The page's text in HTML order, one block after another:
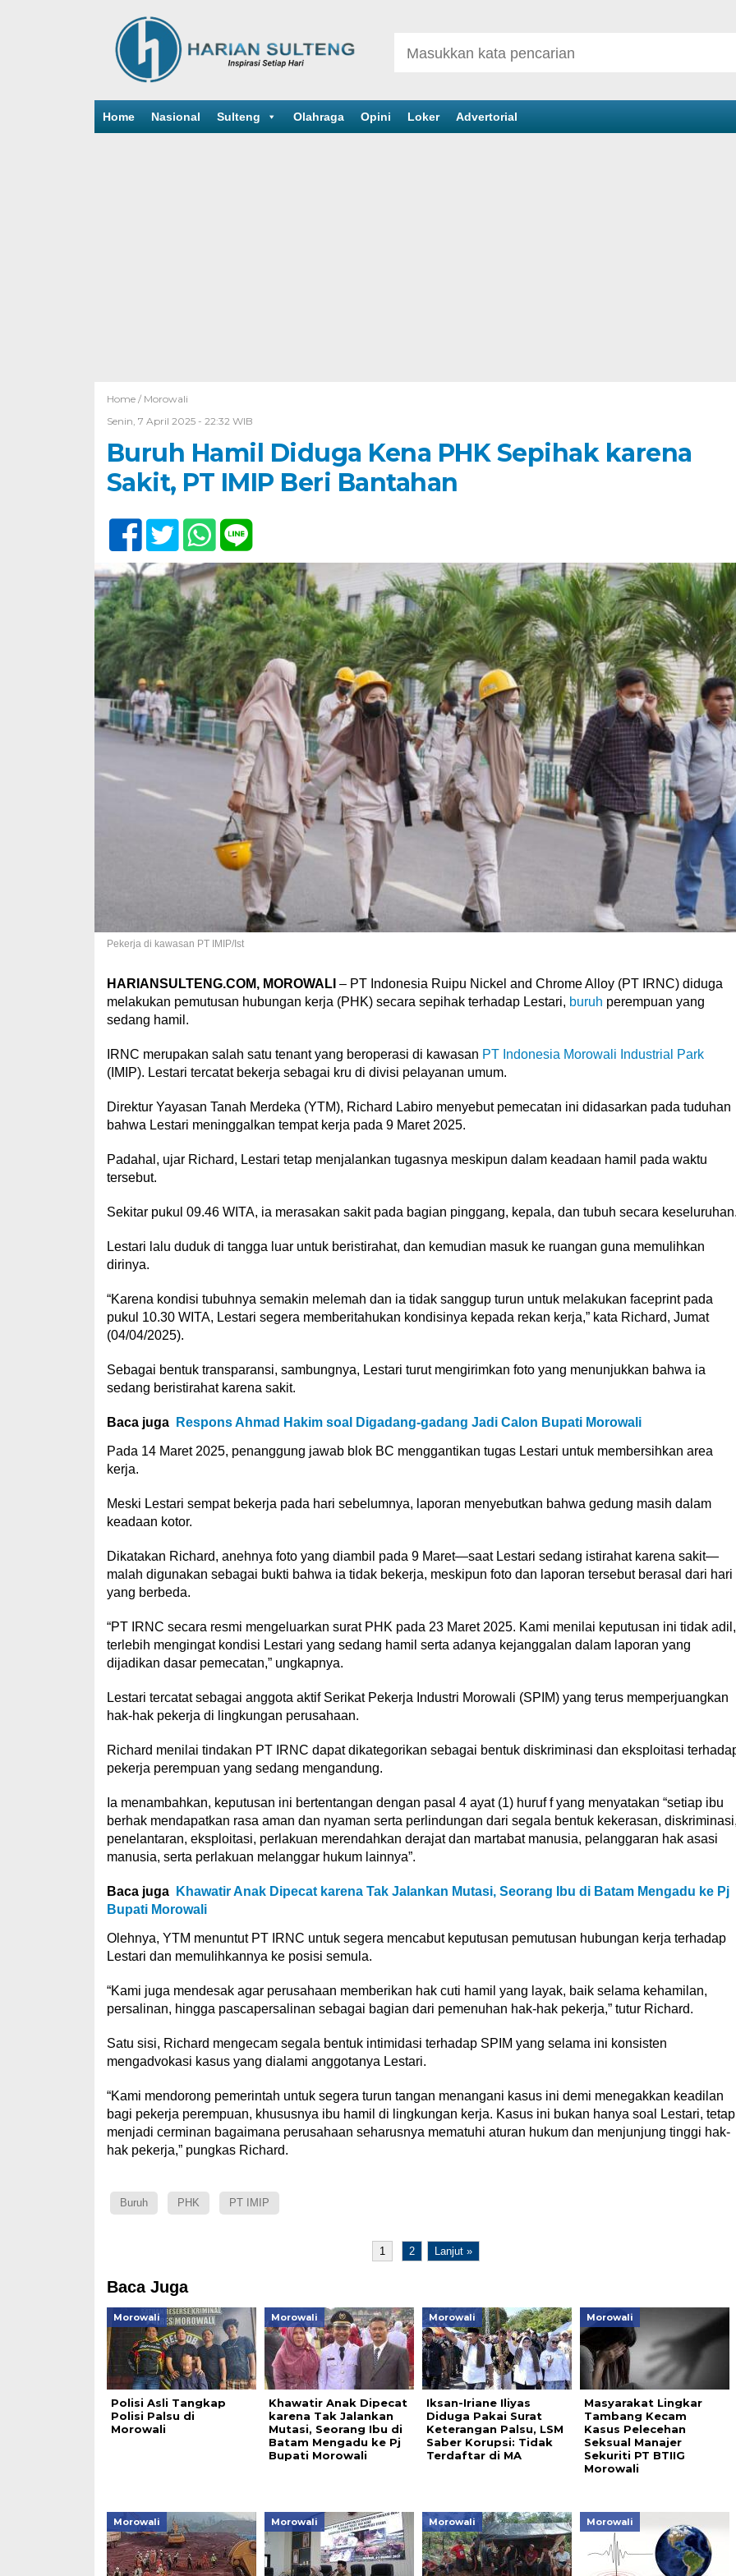
Home Nasional Sulteng Olahraga Opini Loker Advertorial
Home / Morowali
Senin, 7 April 2025 - 22:32 WIB
Buruh Hamil Diduga Kena PHK Sepihak karena
Sakit, PT IMIP Beri Bantahan
Pekerja di kawasan PT IMIP/Ist
HARIANSULTENG.COM, MOROWALI – PT Indonesia Ruipu Nickel and Chrome Alloy (PT IRNC) diduga
melakukan pemutusan hubungan kerja (PHK) secara sepihak terhadap Lestari, buruh perempuan yang
sedang hamil.
IRNC merupakan salah satu tenant yang beroperasi di kawasan PT Indonesia Morowali Industrial Park
(IMIP). Lestari tercatat bekerja sebagai kru di divisi pelayanan umum.
Direktur Yayasan Tanah Merdeka (YTM), Richard Labiro menyebut pemecatan ini didasarkan pada tuduhan
bahwa Lestari meninggalkan tempat kerja pada 9 Maret 2025.
Padahal, ujar Richard, Lestari tetap menjalankan tugasnya meskipun dalam keadaan hamil pada waktu
tersebut.
Sekitar pukul 09.46 WITA, ia merasakan sakit pada bagian pinggang, kepala, dan tubuh secara
Lestari lalu duduk di tangga luar untuk beristirahat, dan kemudian masuk ke ruangan guna memulihkan
dirinya.
“Karena kondisi tubuhnya semakin melemah dan ia tidak sanggup turun untuk melakukan faceprint pada
pukul 10.30 WITA, Lestari segera memberitahukan kondisinya kepada rekan kerja,” kata Richard, Jumat
(04/04/2025).
Sebagai bentuk transparansi, sambungnya, Lestari turut mengirimkan foto yang menunjukkan bahwa ia
sedang beristirahat karena sakit.
Baca juga Respons Ahmad Hakim soal Digadang-gadang Jadi Calon Bupati Morowali
Pada 14 Maret 2025, penanggung jawab blok BC menggantikan tugas Lestari untuk membersihkan area
kerja.
Meski Lestari sempat bekerja pada hari sebelumnya, laporan menyebutkan bahwa gedung masih dalam
keadaan kotor.
Dikatakan Richard, anehnya foto yang diambil pada 9 Maret—saat Lestari sedang istirahat karena sakit—
malah digunakan sebagai bukti bahwa ia tidak bekerja, meskipun foto dan laporan tersebut berasal dari hari
yang berbeda.
“PT IRNC secara resmi mengeluarkan surat PHK pada 23 Maret 2025. Kami menilai keputusan ini tidak adil,
terlebih mengingat kondisi Lestari yang sedang hamil serta adanya kejanggalan dalam laporan yang
dijadikan dasar pemecatan,” ungkapnya.
Lestari tercatat sebagai anggota aktif Serikat Pekerja Industri Morowali (SPIM) yang terus memperjuangkan
hak-hak pekerja di lingkungan perusahaan.
Richard menilai tindakan PT IRNC dapat dikategorikan sebagai bentuk diskriminasi dan eksploitasi
pekerja perempuan yang sedang mengandung.
Ia menambahkan, keputusan ini bertentangan dengan pasal 4 ayat (1) huruf f yang menyatakan “setiap ibu
berhak mendapatkan rasa aman dan nyaman serta perlindungan dari segala bentuk kekerasan,
penelantaran, eksploitasi, perlakuan merendahkan derajat dan martabat manusia, pelanggaran hak asasi
manusia, serta perlakuan melanggar hukum lainnya”.
Baca juga
Khawatir Anak Dipecat karena Tak Jalankan Mutasi, Seorang Ibu di Batam Mengadu ke Pj
Bupati Morowali
Olehnya, YTM menuntut PT IRNC untuk segera mencabut keputusan pemutusan hubungan kerja terhadap
Lestari dan memulihkannya ke posisi semula.
“Kami juga mendesak agar perusahaan memberikan hak cuti hamil yang layak, baik selama kehamilan,
persalinan, hingga pascapersalinan sebagai bagian dari pemenuhan hak-hak pekerja,” tutur Richard.
Satu sisi, Richard mengecam segala bentuk intimidasi terhadap SPIM yang selama ini konsisten
mengadvokasi kasus yang dialami anggotanya Lestari.
“Kami mendorong pemerintah untuk segera turun tangan menangani kasus ini demi menegakkan keadilan
bagi pekerja perempuan, khususnya ibu hamil di lingkungan kerja. Kasus ini bukan hanya soal Lestari,
menjadi cerminan bagaimana perusahaan seharusnya mematuhi aturan hukum dan menjunjung tinggi hak-
hak pekerja,” pungkas Richard.
Buruh PHK PT IMIP
1 2 Lanjut »
Baca Juga
Morowali
Polisi Asli Tangkap
Polisi Palsu di
Morowali
Morowali
Khawatir Anak Dipecat
karena Tak Jalankan
Mutasi, Seorang Ibu di
Batam Mengadu ke Pj
Bupati Morowali
Morowali
Iksan-Iriane Iliyas
Diduga Pakai Surat
Keterangan Palsu, LSM
Saber Korupsi: Tidak
Terdaftar di MA
Morowali
Masyarakat Lingkar
Tambang Kecam
Kasus Pelecehan
Seksual Manajer
Sekuriti PT BTIIG
Morowali
Morowali Morowali Morowali Morowali